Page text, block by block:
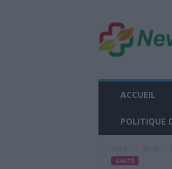
w
s
ACCUEIL
POLITIQUE
SANTÉ